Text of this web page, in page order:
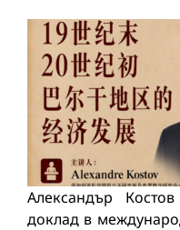
Александър
доклад в